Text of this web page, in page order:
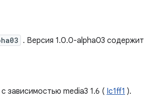
. Версия 1.0.0-alpha03 содержит
зависимостью media3 1.6 ( Ic1ff1 ).